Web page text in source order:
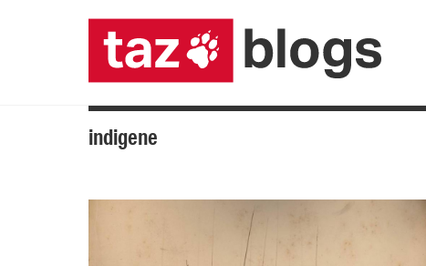
indigene